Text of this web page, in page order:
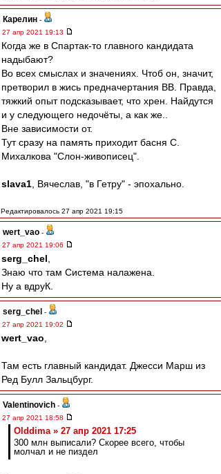
Карелин -
27 апр 2021 19:13
Когда же в Спартак-то главного кандидата
надыбают?
Во всех смыслах и значениях. Чтоб он, значит,
претворил в жись предначертания ВВ. Правда,
тяжкий опыт подсказывает, что хрен. Найдутся
и у следующего недочёты, а как же..
Вне зависимости от.
Тут сразу на память приходит басня С.
Михалкова "Слон-живописец".
slava1 , Вячеслав, "в Гетру" - эпохально.
Редактировалось 27 апр 2021 19:15
wert_vao -
27 апр 2021 19:06
serg_chel
Знаю что там Система налажена.
Ну а вдруК.
serg_chel -
27 апр 2021 19:02
wert_vao
Там есть главный кандидат. Джесси Марш из
Ред Булл Зальцбург.
Valentinovich -
27 апр 2021 18:58
Olddima » 27 апр 2021 17:25
300 млн выписали? Скорее всего, чтобы
молчал и не пиздел